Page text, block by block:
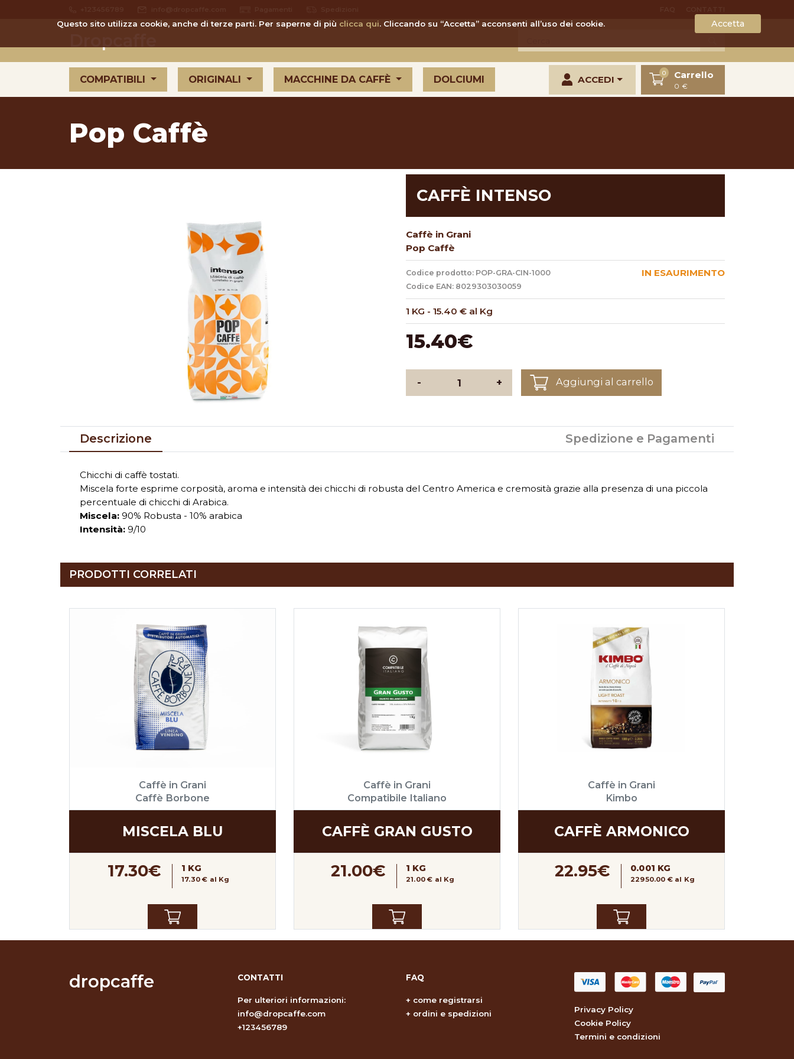
COMPATIBILI ORIGINALI MACCHINE DA CAFFÈ DOLCIUMI ACCEDI
0 Carrello
0 €
Pop Caffè
CAFFÈ INTENSO
Caffè in Grani
Pop Caffè
Codice prodotto: POP-GRA-CIN-1000
Codice EAN: 8029303030059
IN ESAURIMENTO
1 KG - 15.40 € al Kg
15.40€
- + Aggiungi al carrello
Descrizione Spedizione e Pagamenti
Chicchi di caffè tostati.
Miscela forte esprime corposità, aroma e intensità dei chicchi di robusta del Centro America e cremosità grazie alla presenza di una piccola
percentuale di chicchi di Arabica.
Miscela: 90% Robusta - 10% arabica
Intensità: 9/10
PRODOTTI CORRELATI
Caffè in Grani
Caffè Borbone
MISCELA BLU
17.30€ 1 KG
17.30 € al Kg
Caffè in Grani
Compatibile Italiano
CAFFÈ GRAN GUSTO
21.00€ 1 KG
21.00 € al Kg
Caffè in Grani
Kimbo
CAFFÈ ARMONICO
22.95€ 0.001 KG
22950.00 € al Kg
dropcaffe CONTATTI
Per ulteriori informazioni:
info@dropcaffe.com
+123456789
FAQ
+ come registrarsi
+ ordini e spedizioni
Privacy Policy
Cookie Policy
Termini e condizioni
Questo sito utilizza cookie, anche di terze parti. Per saperne di più clicca qui. Cliccando su “Accetta” acconsenti all’uso dei cookie. Accetta